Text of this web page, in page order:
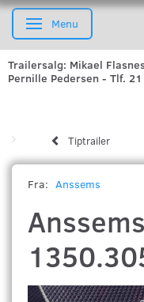
Skifte navigation
Menu
Trailersalg: Mikael
Pernille Pedersen - Tlf.
Tiptrailer
Fra: Anssems